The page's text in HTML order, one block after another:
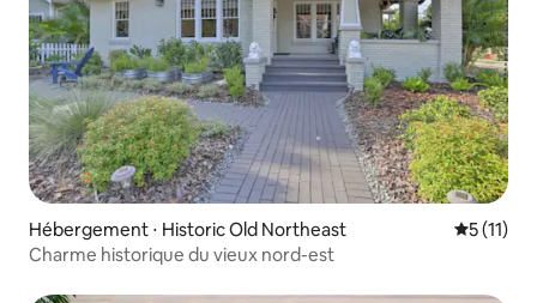
Hébergement ⋅ Historic Old Northeast
5 (11)
Charme historique du vieux nord-est